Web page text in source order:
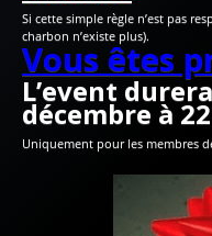
Si cette simple règle n’est pas
charbon n’existe plus).
Vous êtes
L’event
décembre à
Uniquement pour les membres